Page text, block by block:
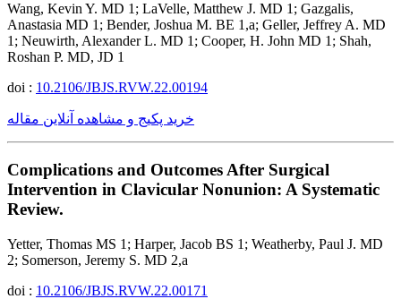
Wang, Kevin Y. MD 1; LaVelle, Matthew J. MD 1; Gazgalis,
Anastasia MD 1; Bender, Joshua M. BE 1,a; Geller, Jeffrey A. MD
1; Neuwirth, Alexander L. MD 1; Cooper, H. John MD 1; Shah,
Roshan P. MD, JD 1
doi : 10.2106/JBJS.RVW.22.00194
خرید پکیج و مشاهده آنلاین مقاله
Complications and Outcomes After Surgical
Intervention in Clavicular Nonunion: A Systematic
Review.
Yetter, Thomas MS 1; Harper, Jacob BS 1; Weatherby, Paul J. MD
2; Somerson, Jeremy S. MD 2,a
doi : 10.2106/JBJS.RVW.22.00171